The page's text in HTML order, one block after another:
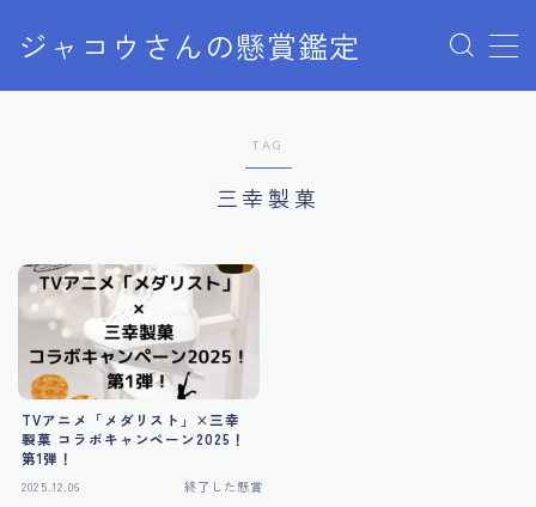
ジャコウさんの懸賞鑑定
MENU
クローズドキャンペーン
ユニバ懸賞
商品購入
当選報告
TAG
三幸製菓
TVアニメ「メダリスト」×三幸
製菓 コラボキャンペーン2025！
第1弾！
2025.12.06 終了した懸賞